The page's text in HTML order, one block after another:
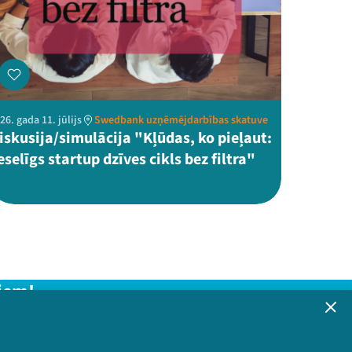
gada 11. jūlijs Swedbank uzņēmējdarbības skatuve
simulācija "Kļūdas, ko pieļaut:
startup dzīves cikls bez filtra"